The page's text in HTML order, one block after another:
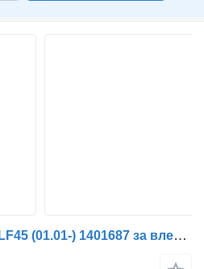
Хидроусилвател DAF LF45 (01.01-) 1401687 за влекач DAF LF45, LF55, LF180, CF65, CF75, CF85 (2001-)